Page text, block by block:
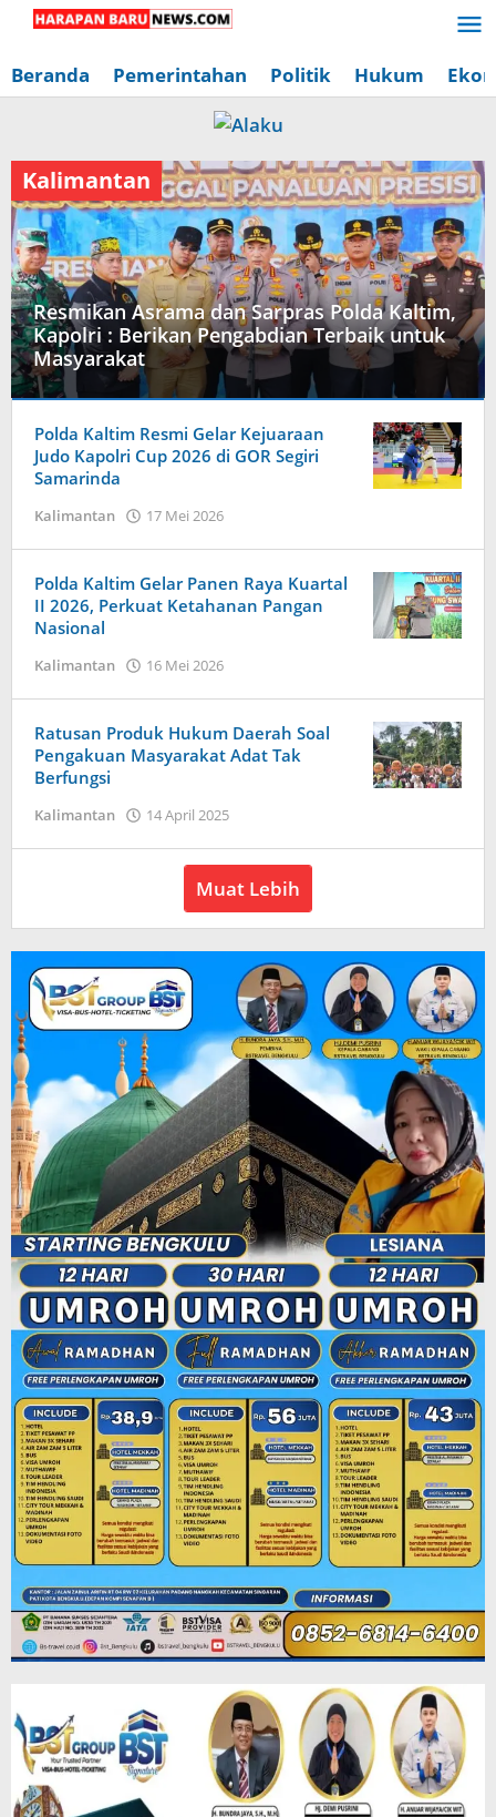
Lewati
konten
Beranda Pemerintahan Politik Hukum
Resmikan Asrama dan Sarpras Polda Kaltim,
Kapolri : Berikan Pengabdian Terbaik untuk
Masyarakat
oleh
Harapan
Baru
News
Kalimantan
Polda Kaltim Resmi Gelar Kejuaraan
Judo Kapolri Cup 2026 di GOR Segiri
Samarinda
Kalimantan 17 Mei 2026
Harapan
Baru
News
Polda Kaltim Gelar Panen Raya Kuartal
II 2026, Perkuat Ketahanan Pangan
Nasional
Kalimantan 16 Mei 2026
Harapan
Baru
News
Ratusan Produk Hukum Daerah Soal
Pengakuan Masyarakat Adat Tak
Berfungsi
Kalimantan 14 April 2025
Harapan
News
Muat Lebih